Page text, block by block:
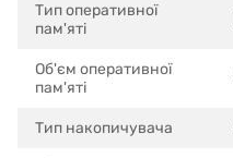
Тип оперативної
пам'яті
Об'єм оперативної
пам'яті
Тип накопичувача